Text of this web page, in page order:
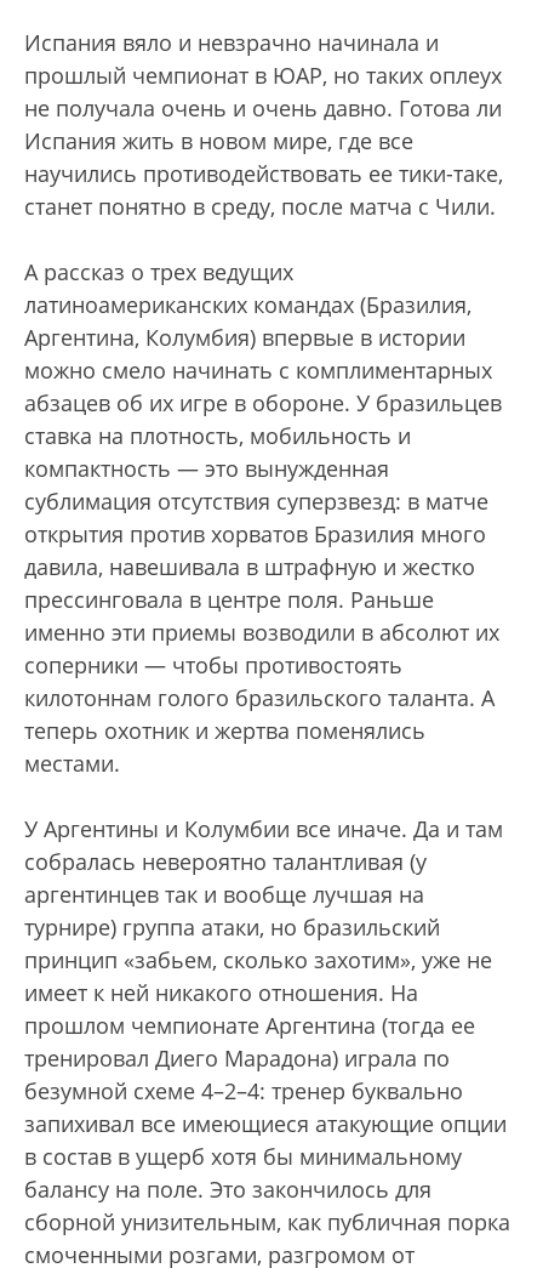
Испания вяло и невзрачно начинала и
прошлый чемпионат в ЮАР, но таких оплеух
не получала очень и очень давно. Готова ли
Испания жить в новом мире, где все
научились противодействовать ее тики-таке,
станет понятно в среду, после матча с Чили.
А рассказ о трех ведущих
латиноамериканских командах (Бразилия,
Аргентина, Колумбия) впервые в истории
можно смело начинать с комплиментарных
абзацев об их игре в обороне. У бразильцев
ставка на плотность, мобильность и
компактность — это вынужденная
сублимация отсутствия суперзвезд: в матче
открытия против хорватов Бразилия много
давила, навешивала в штрафную и жестко
прессинговала в центре поля. Раньше
именно эти приемы возводили в абсолют их
соперники — чтобы противостоять
килотоннам голого бразильского таланта. А
теперь охотник и жертва поменялись
местами.
У Аргентины и Колумбии все иначе. Да и там
собралась невероятно талантливая (у
аргентинцев так и вообще лучшая на
турнире) группа атаки, но бразильский
принцип «забьем, сколько захотим», уже не
имеет к ней никакого отношения. На
прошлом чемпионате Аргентина (тогда ее
тренировал Диего Марадона) играла по
безумной схеме 4–2–4: тренер буквально
запихивал все имеющиеся атакующие опции
в состав в ущерб хотя бы минимальному
балансу на поле. Это закончилось для
сборной унизительным, как публичная порка
смоченными розгами, разгромом от